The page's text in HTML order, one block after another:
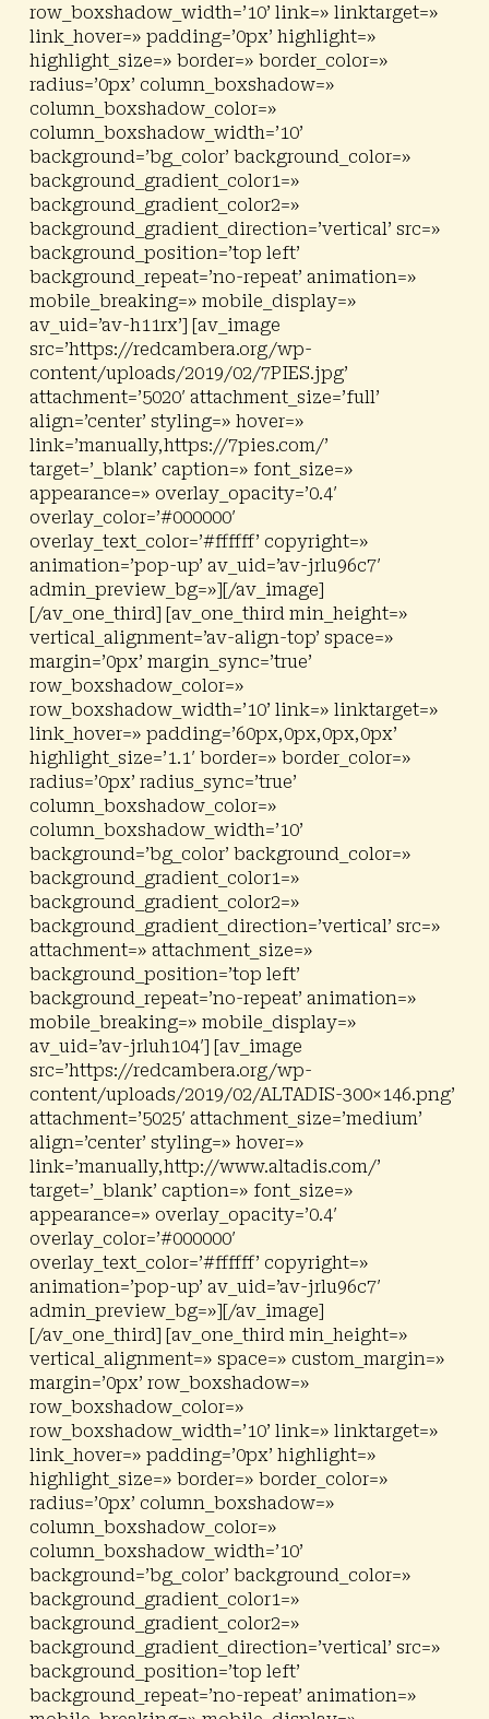
row_boxshadow_width=’10’ link=» linktarget=»
link_hover=» padding=’0px’ highlight=»
highlight_size=» border=» border_color=»
radius=’0px’ column_boxshadow=»
column_boxshadow_color=»
column_boxshadow_width=’10’
background=’bg_color’ background_color=»
background_gradient_color1=»
background_gradient_color2=»
background_gradient_direction=’vertical’ src=»
background_position=’top left’
background_repeat=’no-repeat’ animation=»
mobile_breaking=» mobile_display=»
av_uid=’av-h11rx’] [av_image
src=’https://redcambera.org/wp-
content/uploads/2019/02/7PIES.jpg’
attachment=’5020′ attachment_size=’full’
align=’center’ styling=» hover=»
link=’manually,https://7pies.com/’
target=’_blank’ caption=» font_size=»
appearance=» overlay_opacity=’0.4′
overlay_color=’#000000′
overlay_text_color=’#ffffff’ copyright=»
animation=’pop-up’ av_uid=’av-jrlu96c7′
admin_preview_bg=»][/av_image]
[/av_one_third] [av_one_third min_height=»
vertical_alignment=’av-align-top’ space=»
margin=’0px’ margin_sync=’true’
row_boxshadow_color=»
row_boxshadow_width=’10’ link=» linktarget=»
link_hover=» padding=’60px,0px,0px,0px’
highlight_size=’1.1′ border=» border_color=»
radius=’0px’ radius_sync=’true’
column_boxshadow_color=»
column_boxshadow_width=’10’
background=’bg_color’ background_color=»
background_gradient_color1=»
background_gradient_color2=»
background_gradient_direction=’vertical’ src=»
attachment=» attachment_size=»
background_position=’top left’
background_repeat=’no-repeat’ animation=»
mobile_breaking=» mobile_display=»
av_uid=’av-jrluh104′] [av_image
src=’https://redcambera.org/wp-
content/uploads/2019/02/ALTADIS-300×146.png’
attachment=’5025′ attachment_size=’medium’
align=’center’ styling=» hover=»
link=’manually,http://www.altadis.com/’
target=’_blank’ caption=» font_size=»
appearance=» overlay_opacity=’0.4′
overlay_color=’#000000′
overlay_text_color=’#ffffff’ copyright=»
animation=’pop-up’ av_uid=’av-jrlu96c7′
admin_preview_bg=»][/av_image]
[/av_one_third] [av_one_third min_height=»
vertical_alignment=» space=» custom_margin=»
margin=’0px’ row_boxshadow=»
row_boxshadow_color=»
row_boxshadow_width=’10’ link=» linktarget=»
link_hover=» padding=’0px’ highlight=»
highlight_size=» border=» border_color=»
radius=’0px’ column_boxshadow=»
column_boxshadow_color=»
column_boxshadow_width=’10’
background=’bg_color’ background_color=»
background_gradient_color1=»
background_gradient_color2=»
background_gradient_direction=’vertical’ src=»
background_position=’top left’
background_repeat=’no-repeat’ animation=»